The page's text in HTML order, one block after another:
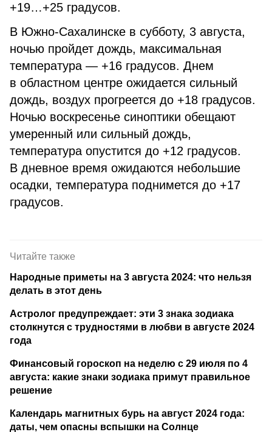
+19…+25 градусов.
В Южно-Сахалинске в субботу, 3 августа,
ночью пройдет дождь, максимальная
температура — +16 градусов. Днем
в областном центре ожидается сильный
дождь, воздух прогреется до +18 градусов.
Ночью воскресенье синоптики обещают
умеренный или сильный дождь,
температура опустится до +12 градусов.
В дневное время ожидаются небольшие
осадки, температура поднимется до +17
градусов.
Читайте также
Народные приметы на 3 августа 2024: что нельзя
делать в этот день
Астролог предупреждает: эти 3 знака зодиака
столкнутся с трудностями в любви в августе 2024
года
Финансовый гороскоп на неделю с 29 июля по 4
августа: какие знаки зодиака примут правильное
решение
Календарь магнитных бурь на август 2024 года:
даты, чем опасны вспышки на Солнце